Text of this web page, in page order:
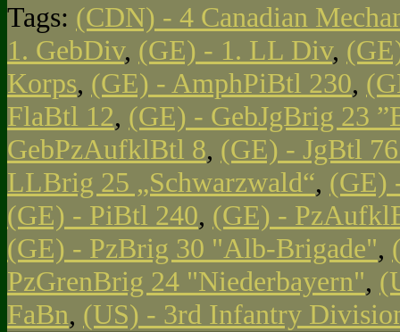
Tags: (CDN) - 4 Canadian
1. GebDiv, (GE) - 1. LL Div,
Korps, (GE) - AmphPiBtl 230,
FlaBtl 12, (GE) - GebJgBrig 23
GebPzAufklBtl 8, (GE) - JgBtl
LLBrig 25 „Schwarzwald“, (GE)
(GE) - PiBtl 240, (GE) -
(GE) - PzBrig 30 "Alb-Brigade",
PzGrenBrig 24 "Niederbayern",
FaBn, (US) - 3rd Infantry